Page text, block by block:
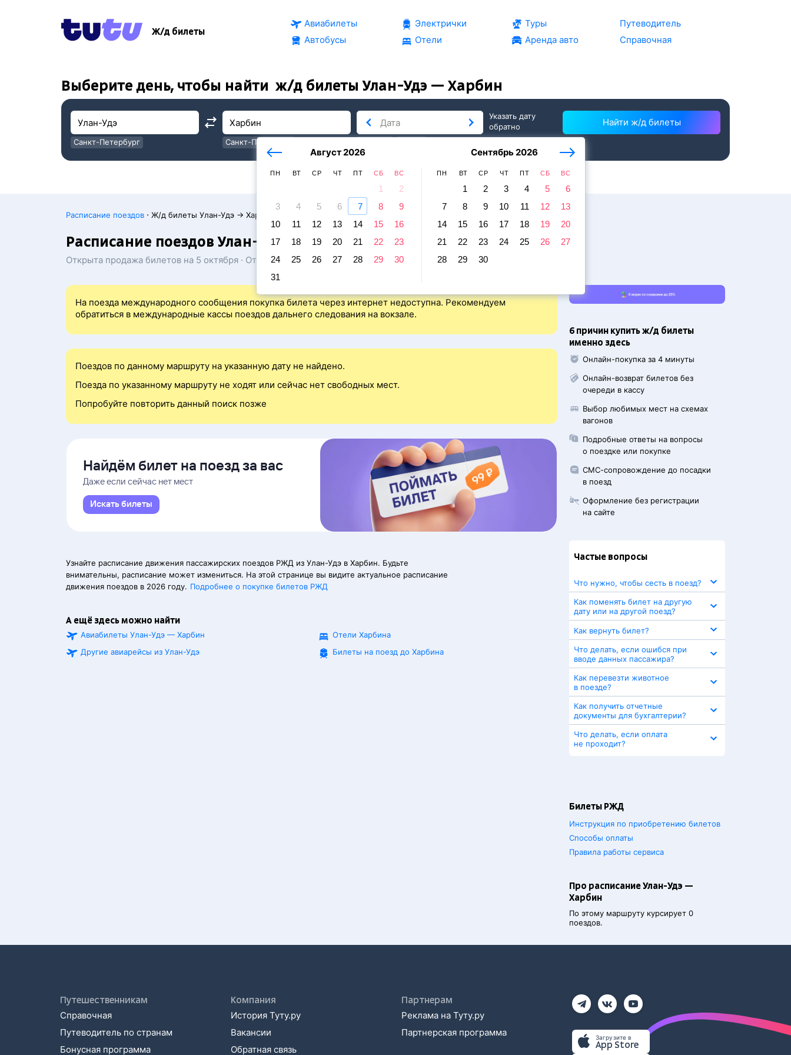
Ж/д билеты
Авиабилеты
Автобусы
Электрички
Отели
Туры
Аренда авто
Путеводитель
Справочная
Выберите день, чтобы найти ж/д билеты Улан-Удэ — Харбин
Санкт-Петербург
Санкт-Петербург
Август 2026
ПН ВТ СР ЧТ ПТ СБ ВС
1
2
3
4 5 6 7 8
9
10
11 12 13 14 15
16
17
18 19 20 21 22
23
24
25 26 27 28 29
30
31
Сентябрь 2026
ПН ВТ СР ЧТ ПТ СБ ВС
1 2 3 4 5
6
7
8 9 10 11 12
13
14
15 16 17 18 19
20
21
22 23 24 25 26
27
28
29 30
послезавтра
Указать дату
обратно
Найти ж/д билеты
Расписание поездов · Ж/д билеты Улан-Удэ → Харбин
Расписание поездов Улан-Удэ — Харбин
Открыта продажа билетов на 5 октября · Отправление и прибытие по местному времени. Цены за 1 пассажира
На поезда международного сообщения покупка билета через интернет недоступна. Рекомендуем
обратиться в международные кассы поездов дальнего следования на вокзале.
Поездов по данному маршруту на указанную дату не найдено.
Поезда по указанному маршруту не ходят или сейчас нет свободных мест.
Попробуйте повторить данный поиск позже
Найдём билет на поезд за вас
Даже если сейчас нет мест
Искать билеты
Узнайте расписание движения пассажирских поездов РЖД из Улан-Удэ в Харбин. Будьте
внимательны, расписание может измениться. На этой странице вы видите актуальное расписание
движения поездов в 2026 году. Подробнее о покупке билетов РЖД
А ещё здесь можно найти
Авиабилеты Улан-Удэ — Харбин
Другие авиарейсы из Улан-Удэ
Отели Харбина
Билеты на поезд до Харбина
6 причин купить ж/д билеты
именно здесь
Онлайн-покупка за 4 минуты
Онлайн-возврат билетов без
очереди в кассу
Выбор любимых мест на схемах
вагонов
Подробные ответы на вопросы
о поездке или покупке
СМС-сопровождение до посадки
в поезд
Оформление без регистрации
на сайте
Частые вопросы
Что нужно, чтобы сесть в поезд?
Как поменять билет на другую
дату или на другой поезд?
Как вернуть билет?
Что делать, если ошибся при
вводе данных пассажира?
Как перевезти животное
в поезде?
Как получить отчетные
документы для бухгалтерии?
Что делать, если оплата
не проходит?
Билеты РЖД
Инструкция по приобретению билетов
Способы оплаты
Правила работы сервиса
Про расписание Улан-Удэ —
Харбин
По этому маршруту курсирует 0
поездов.
Путешественникам
Справочная
Путеводитель по странам
Бонусная программа
Компания
История Туту.ру
Вакансии
Обратная связь
Партнерам
Реклама на Туту.ру
Партнерская программа
Загрузите в
App Store